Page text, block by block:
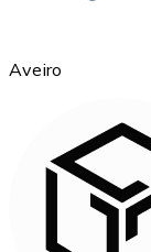
Ethereum
Aveiro